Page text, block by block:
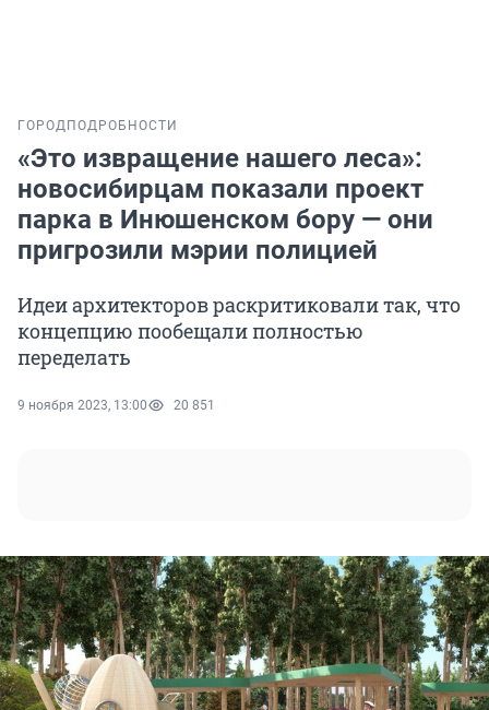
ГОРОД ПОДРОБНОСТИ
«Это извращение нашего леса»:
новосибирцам показали проект
парка в Инюшенском бору — они
пригрозили мэрии полицией
Идеи архитекторов раскритиковали так, что
концепцию пообещали полностью
переделать
9 ноября 2023, 13:00 20 851